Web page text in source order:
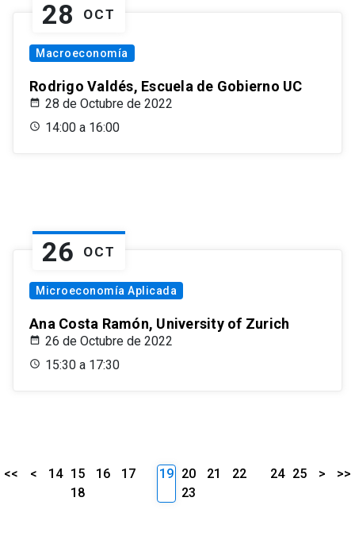
28 OCT
Macroeconomía
Rodrigo Valdés, Escuela de Gobierno UC
28 de Octubre de 2022
14:00 a 16:00
26 OCT
Microeconomía Aplicada
Ana Costa Ramón, University of Zurich
26 de Octubre de 2022
15:30 a 17:30
<< < 14 15 16
17
18
19 20 21
22
23
24 25 > >>